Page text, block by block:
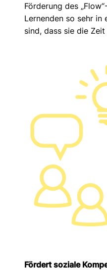
Förderung des
Lernenden so sehr
sind, dass sie die Zeit
Fördert soziale